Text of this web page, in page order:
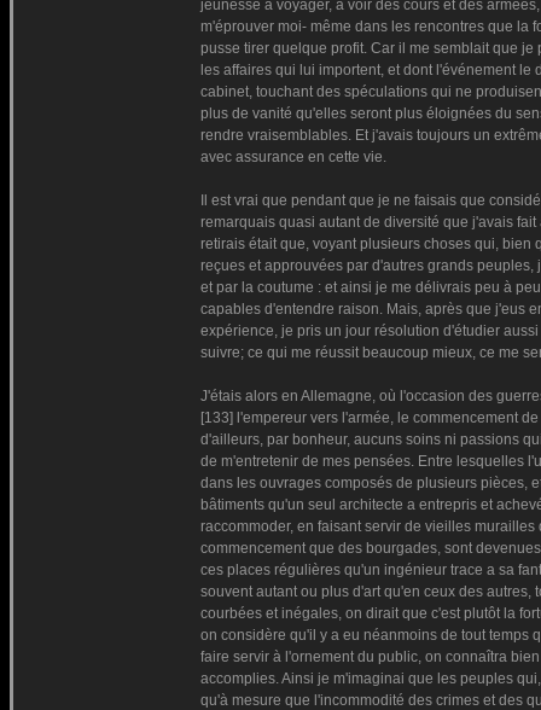
jeunesse à voyager, à voir des cours et des
m'éprouver moi- même dans les rencontres que la
pusse tirer quelque profit. Car il me semblait que
les affaires qui lui importent, et dont l'événement
cabinet, touchant des spéculations qui ne
plus de vanité qu'elles seront plus éloignées du
rendre vraisemblables. Et j'avais toujours un
avec assurance en cette vie.
Il est vrai que pendant que je ne faisais que
remarquais quasi autant de diversité que j'avais
retirais était que, voyant plusieurs choses qui,
reçues et approuvées par d'autres grands
et par la coutume : et ainsi je me délivrais peu à
capables d'entendre raison. Mais, après que j'eus
expérience, je pris un jour résolution d'étudier
suivre; ce qui me réussit beaucoup mieux, ce me
J'étais alors en Allemagne, où l'occasion des
[133] l'empereur vers l'armée, le commencement
d'ailleurs, par bonheur, aucuns soins ni passions
de m'entretenir de mes pensées. Entre lesquelles
dans les ouvrages composés de plusieurs pièces,
bâtiments qu'un seul architecte a entrepris et
raccommoder, en faisant servir de vieilles
commencement que des bourgades, sont
ces places régulières qu'un ingénieur trace a sa
souvent autant ou plus d'art qu'en ceux des
courbées et inégales, on dirait que c'est plutôt la
on considère qu'il y a eu néanmoins de tout temps
faire servir à l'ornement du public, on connaîtra
accomplies. Ainsi je m'imaginai que les peuples
qu'à mesure que l'incommodité des crimes et des